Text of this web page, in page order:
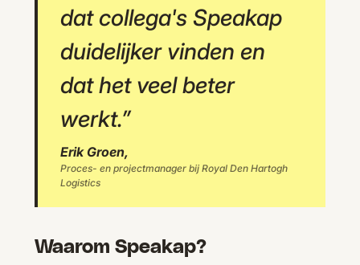
dat collega's Speakap
duidelijker vinden en
dat het veel beter
werkt.”
Erik Groen,
Proces- en projectmanager bij Royal Den Hartogh
Logistics
Waarom Speakap?